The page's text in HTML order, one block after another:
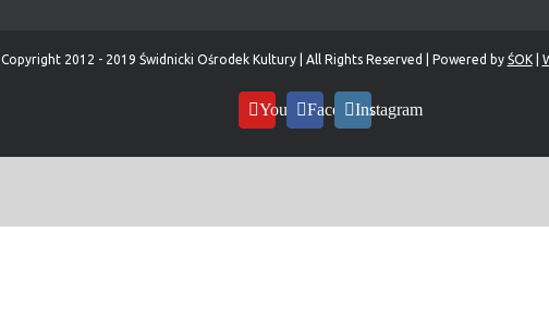
Copyright 2012 - 2019 Świdnicki Ośrodek Kultury | All Rights Reserved | Powered by ŚOK|
YouTubeFacebookInstagram